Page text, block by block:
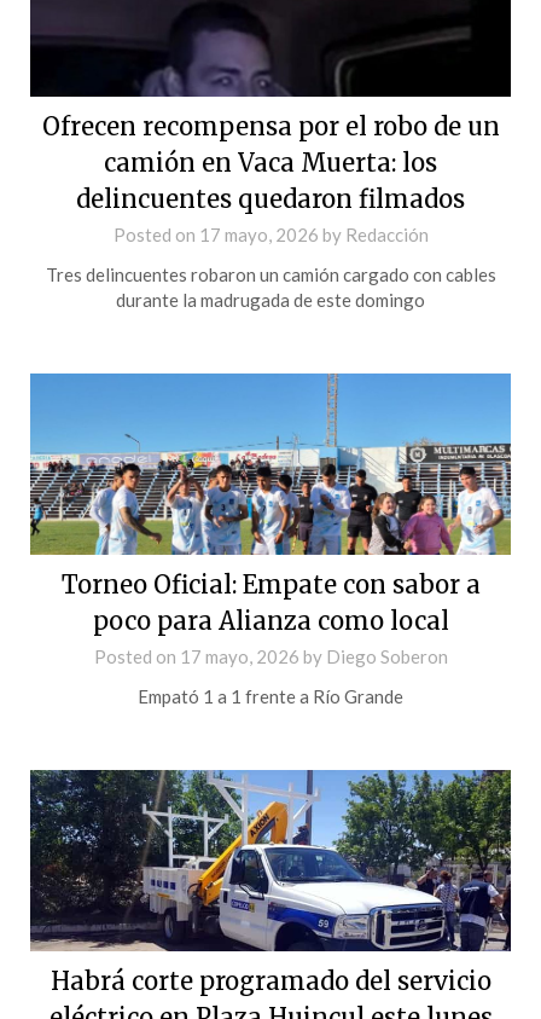
Ofrecen recompensa por el robo de un
camión en Vaca Muerta: los
delincuentes quedaron filmados
Posted on 17 mayo, 2026 by Redacción
Tres delincuentes robaron un camión cargado con cables
durante la madrugada de este domingo
Torneo Oficial: Empate con sabor a
poco para Alianza como local
Posted on 17 mayo, 2026 by Diego Soberon
Empató 1 a 1 frente a Río Grande
Habrá corte programado del servicio